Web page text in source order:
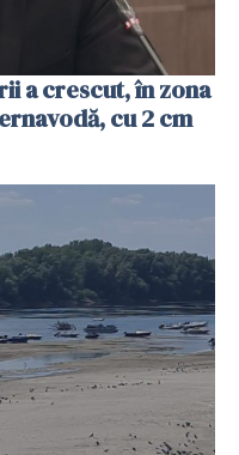
a crescut, în zona
cu 2 cm